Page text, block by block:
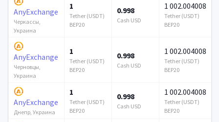
AnyExchange
Черкассы,
Украина
1
Tether (USDT)
BEP20
0.998
Cash USD
1 002.004008
Tether (USDT)
BEP20
AnyExchange
Черновцы,
Украина
1
Tether (USDT)
BEP20
0.998
Cash USD
1 002.004008
Tether (USDT)
BEP20
AnyExchange
Днепр, Украина
1
Tether (USDT)
BEP20
0.998
Cash USD
1 002.004008
Tether (USDT)
BEP20